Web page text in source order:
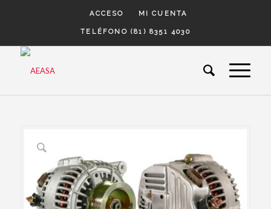
ACCESO MI CUENTA
TELÉFONO (81) 8351 4030